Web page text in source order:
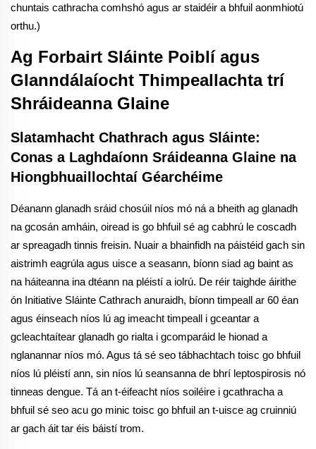
chuntais cathracha comhshó agus ar staidéir a bhfuil aonmhiotú
orthu.)
Ag Forbairt Sláinte Poiblí agus
Glanndálaíocht Thimpeallachta trí
Shráideanna Glaine
Slatamhacht Chathrach agus Sláinte:
Conas a Laghdaíonn Sráideanna Glaine na
Hiongbhuaillochtaí Géarchéime
Déanann glanadh sráid chosúil níos mó ná a bheith ag glanadh
na gcosán amháin, oiread is go bhfuil sé ag cabhrú le coscadh
ar spreagadh tinnis freisin. Nuair a bhainfidh na páistéid gach sin
aistrimh eagrúla agus uisce a seasann, bíonn siad ag baint as
na háiteanna ina dtéann na pléistí a iolrú. De réir taighde áirithe
ón Initiative Sláinte Cathrach anuraidh, bíonn timpeall ar 60 éan
agus éinseach níos lú ag imeacht timpeall i gceantar a
gcleachtaítear glanadh go rialta i gcomparáid le hionad a
nglanannar níos mó. Agus tá sé seo tábhachtach toisc go bhfuil
níos lú pléistí ann, sin níos lú seansanna de bhrí leptospirosis nó
tinneas dengue. Tá an t-éifeacht níos soiléire i gcathracha a
bhfuil sé seo acu go minic toisc go bhfuil an t-uisce ag cruinniú
ar gach áit tar éis báistí trom.